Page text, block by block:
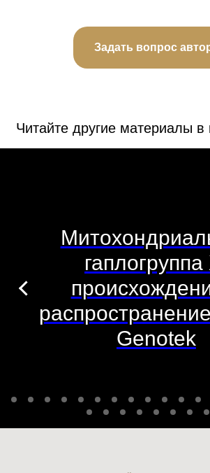
Задать вопрос
Читайте другие материалы
гаплогруппа
Genotek